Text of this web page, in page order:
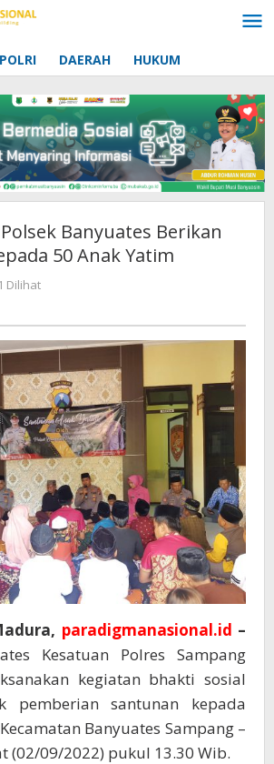
POLRI DAERAH HUKUM
Banyuates Berikan
50 Anak Yatim
Dilihat
paradigmanasional.id –
Kesatuan Polres Sampang
kegiatan bhakti sosial
pemberian santunan kepada
Banyuates Sampang –
(02/09/2022) pukul 13.30 Wib.